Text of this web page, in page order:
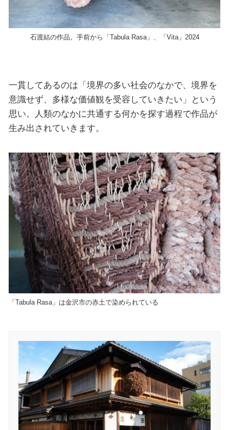
⽯渡結の作品。⼿前から「Tabula Rasa」、「Vita」2024
一貫してあるのは「境界の多い社会のなかで、境界を
意識せず、多様な価値観を受容していきたい」という
思い。人類のなかに共通する何かを探す過程で作品が
生み出されていきます。
「Tabula Rasa」は金沢市の赤土で染められている